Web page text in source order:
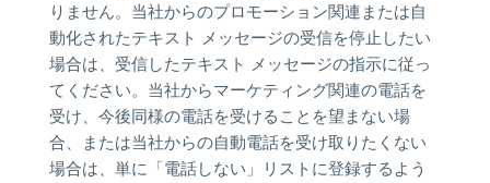
りません。当社からのプロモーション関連または自
動化されたテキスト メッセージの受信を停止したい
場合は、受信したテキスト メッセージの指示に従っ
てください。当社からマーケティング関連の電話を
受け、今後同様の電話を受けることを望まない場
合、または当社からの自動電話を受け取りたくない
場合は、単に「電話しない」リストに登録するよう